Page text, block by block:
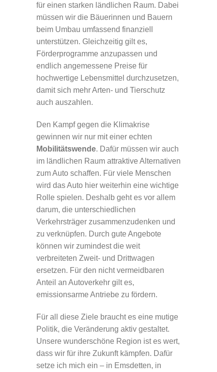
für einen starken ländlichen Raum. Dabei
müssen wir die Bäuerinnen und Bauern
beim Umbau umfassend finanziell
unterstützen. Gleichzeitig gilt es,
Förderprogramme anzupassen und
endlich angemessene Preise für
hochwertige Lebensmittel durchzusetzen,
damit sich mehr Arten- und Tierschutz
auch auszahlen.
Den Kampf gegen die Klimakrise
gewinnen wir nur mit einer echten
Mobilitätswende. Dafür müssen wir auch
im ländlichen Raum attraktive Alternativen
zum Auto schaffen. Für viele Menschen
wird das Auto hier weiterhin eine wichtige
Rolle spielen. Deshalb geht es vor allem
darum, die unterschiedlichen
Verkehrsträger zusammenzudenken und
zu verknüpfen. Durch gute Angebote
können wir zumindest die weit
verbreiteten Zweit- und Drittwagen
ersetzen. Für den nicht vermeidbaren
Anteil an Autoverkehr gilt es,
emissionsarme Antriebe zu fördern.
Für all diese Ziele braucht es eine mutige
Politik, die Veränderung aktiv gestaltet.
Unsere wunderschöne Region ist es wert,
dass wir für ihre Zukunft kämpfen. Dafür
setze ich mich ein – in Emsdetten, in